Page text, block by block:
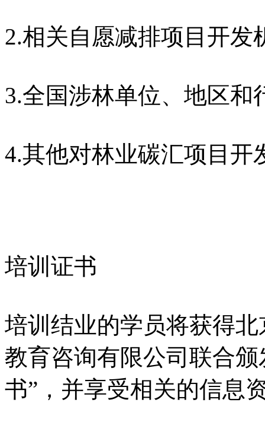
2.相关自愿减排项目开发
3.全国涉林单位、地区
4.其他对林业碳汇项目开
培训证书
培训结业的学员将获得
教育咨询有限公司联合
书”，并享受相关的信息